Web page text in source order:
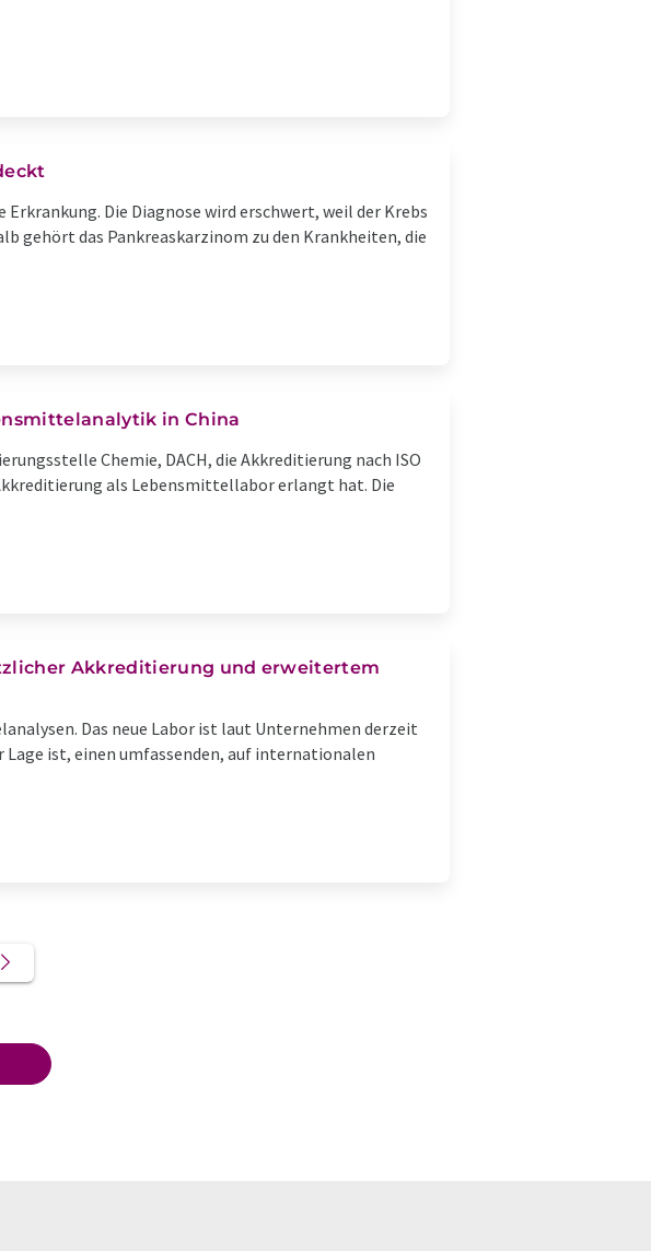
Die Diagnose wird erschwert, weil der Krebs
gehört das Pankreaskarzinom zu den Krankheiten, die
in China
Chemie, DACH, die Akkreditierung nach ISO
als Lebensmittellabor erlangt hat. Die
Akkreditierung und erweitertem
Das neue Labor ist laut Unternehmen derzeit
ist, einen umfassenden, auf internationalen